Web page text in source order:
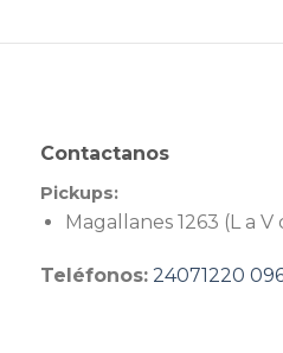
Contactanos
Pickups:
Magallanes 1263 (L a V
Teléfonos: 24071220